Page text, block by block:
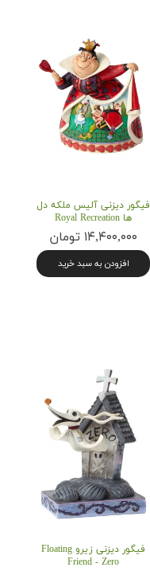
فیگور دیزنی آلیس ملکه دل
ها Royal Recreation
۱۴,۴۰۰,۰۰۰ تومان
افزودن به سبد خرید
فیگور دیزنی زیرو Floating
Friend - Zero